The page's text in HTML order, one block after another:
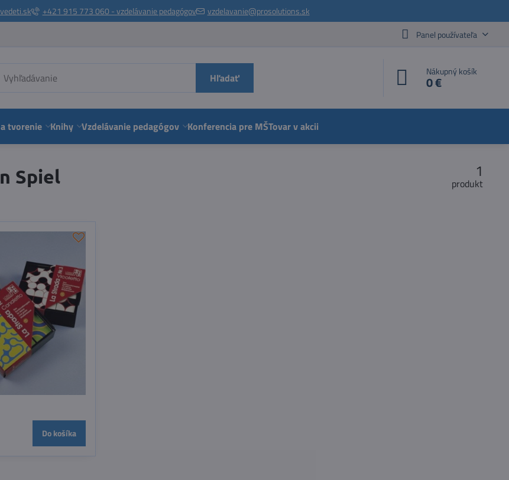
+421 915 773 060 - vzdelávanie pedagógov
vzdelavanie@prosolutions.sk
Panel používateľa
Hľadať Nákupný košík
0 €
tvorenie Knihy Vzdelávanie pedagógov Konferencia pre MŠTovar v akcii
Spiel 1
produkt
Do košíka